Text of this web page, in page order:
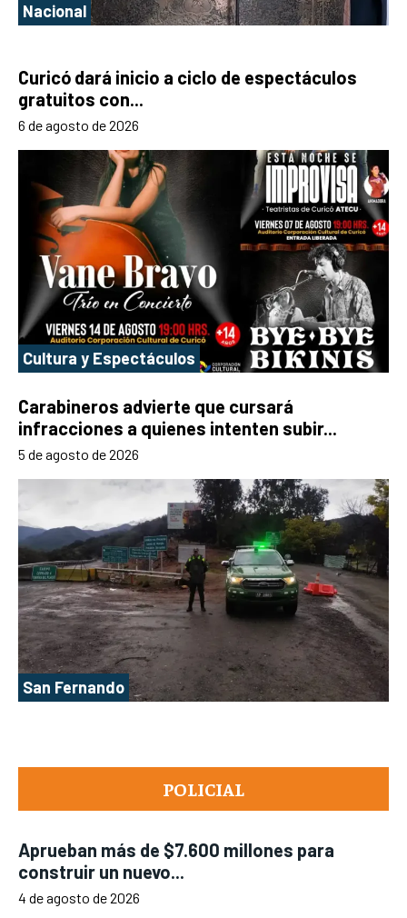
POLICIAL
Aprueban más de $7.600 millones para
construir un nuevo...
4 de agosto de 2026
Nacional
Curicó dará inicio a ciclo de espectáculos
gratuitos con...
6 de agosto de 2026
Cultura y Espectáculos
Carabineros advierte que cursará
infracciones a quienes intenten subir...
5 de agosto de 2026
San Fernando